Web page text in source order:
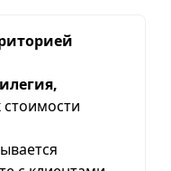
стоимости